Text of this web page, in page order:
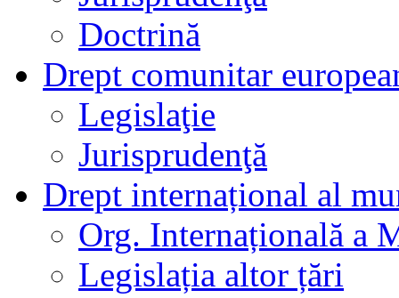
Doctrină
Drept comunitar
Legislaţie
Jurisprudenţă
Drept internațional al
Org. Internațională a
Legislația altor țări